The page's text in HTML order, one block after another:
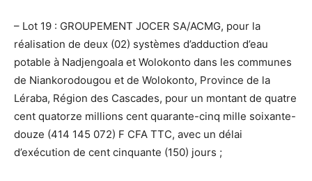
– Lot 19 : GROUPEMENT JOCER SA/ACMG, pour la
réalisation de deux (02) systèmes d’adduction d’eau
potable à Nadjengoala et Wolokonto dans les communes
de Niankorodougou et de Wolokonto, Province de la
Léraba, Région des Cascades, pour un montant de quatre
cent quatorze millions cent quarante-cinq mille soixante-
douze (414 145 072) F CFA TTC, avec un délai
d’exécution de cent cinquante (150) jours ;